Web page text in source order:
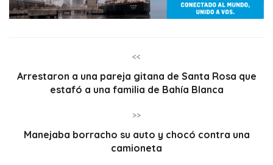
<<
Arrestaron a una pareja gitana de Santa Rosa que
estafó a una familia de Bahía Blanca
>>
Manejaba borracho su auto y chocó contra una
camioneta